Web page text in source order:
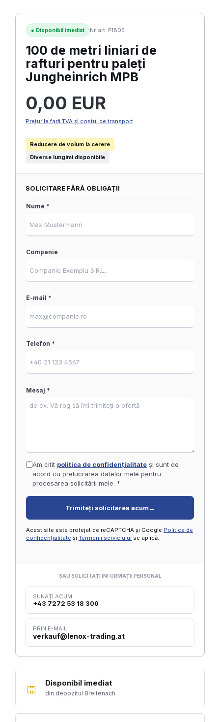
● Disponibil imediat Nr. art. P1805
100 de metri liniari de
rafturi pentru paleți
Jungheinrich MPB
0,00 EUR
Prețurile fară TVA și costul de transport
Reducere de volum la cerere
Diverse lungimi disponibile
SOLICITARE FĂRĂ OBLIGAȚII
Nume *
Companie
E-mail *
Telefon *
Mesaj *
Am citit politica de confidențialitateși sunt de
acord cu prelucrarea datelor mele pentru
procesarea solicitării mele. *
Trimiteți solicitarea acum →
Acest site este protejat de reCAPTCHA și Google Politica de
confidențialitate și Termenii serviciului se aplică.
SAU SOLICITAȚI INFORMAȚII PERSONAL
SUNAȚI ACUM
+43 7272 53 18 300
PRIN E-MAIL
verkauf@lenox-trading.at
Disponibil imediat
din depozitul Breitenach